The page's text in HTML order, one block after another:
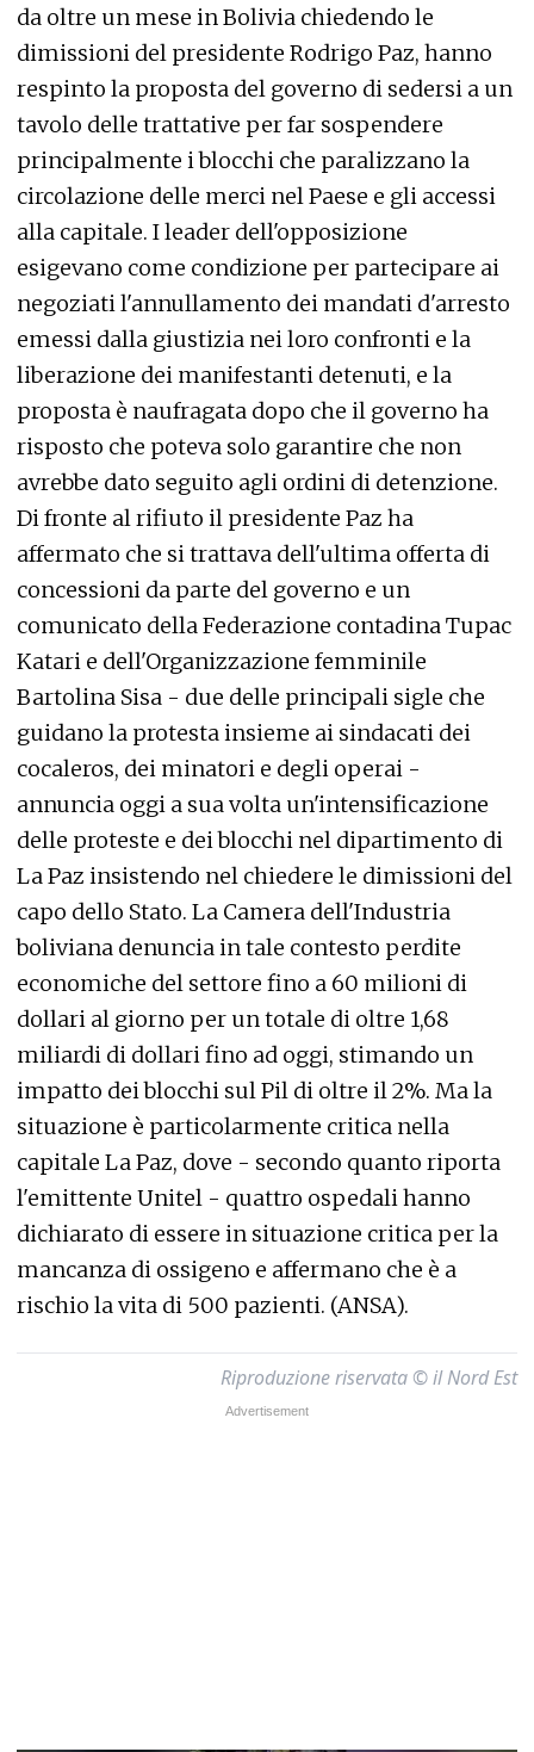
da oltre un mese in Bolivia chiedendo le
dimissioni del presidente Rodrigo Paz, hanno
respinto la proposta del governo di sedersi a un
tavolo delle trattative per far sospendere
principalmente i blocchi che paralizzano la
circolazione delle merci nel Paese e gli accessi
alla capitale. I leader dell'opposizione
esigevano come condizione per partecipare ai
negoziati l'annullamento dei mandati d'arresto
emessi dalla giustizia nei loro confronti e la
liberazione dei manifestanti detenuti, e la
proposta è naufragata dopo che il governo ha
risposto che poteva solo garantire che non
avrebbe dato seguito agli ordini di detenzione.
Di fronte al rifiuto il presidente Paz ha
affermato che si trattava dell'ultima offerta di
concessioni da parte del governo e un
comunicato della Federazione contadina Tupac
Katari e dell'Organizzazione femminile
Bartolina Sisa - due delle principali sigle che
guidano la protesta insieme ai sindacati dei
cocaleros, dei minatori e degli operai -
annuncia oggi a sua volta un'intensificazione
delle proteste e dei blocchi nel dipartimento di
La Paz insistendo nel chiedere le dimissioni del
capo dello Stato. La Camera dell'Industria
boliviana denuncia in tale contesto perdite
economiche del settore fino a 60 milioni di
dollari al giorno per un totale di oltre 1,68
miliardi di dollari fino ad oggi, stimando un
impatto dei blocchi sul Pil di oltre il 2%. Ma la
situazione è particolarmente critica nella
capitale La Paz, dove - secondo quanto riporta
l'emittente Unitel - quattro ospedali hanno
dichiarato di essere in situazione critica per la
mancanza di ossigeno e affermano che è a
rischio la vita di 500 pazienti. (ANSA).
Riproduzione riservata © il Nord Est